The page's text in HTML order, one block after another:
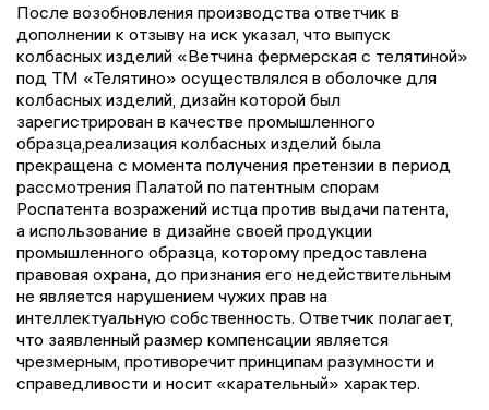
После возобновления производства ответчик в
дополнении к отзыву на иск указал, что выпуск
колбасных изделий «Ветчина фермерская с телятиной»
под ТМ «Телятино» осуществлялся в оболочке для
колбасных изделий, дизайн которой был
зарегистрирован в качестве промышленного
образца,реализация колбасных изделий была
прекращена с момента получения претензии в период
рассмотрения Палатой по патентным спорам
Роспатента возражений истца против выдачи патента,
а использование в дизайне своей продукции
промышленного образца, которому предоставлена
правовая охрана, до признания его недействительным
не является нарушением чужих прав на
интеллектуальную собственность. Ответчик полагает,
что заявленный размер компенсации является
чрезмерным, противоречит принципам разумности и
справедливости и носит «карательный» характер.